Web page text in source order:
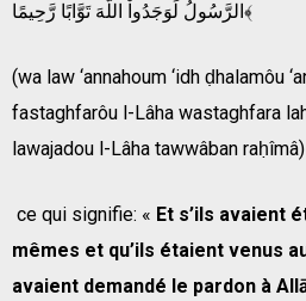
الرَّسُولُ لَوَجَدُواْ اللّهَ تَوَّابًا رَّحِيمًا﴾
(wa law ‘annahoum ‘idh ḍhalamôu
fastaghfarôu l-Lâha wastaghfara
lawajadou l-Lâha tawwâban raḥîmâ)
ce qui signifie: « Et s’ils avaient
mêmes et qu’ils étaient venus
avaient demandé le pardon à